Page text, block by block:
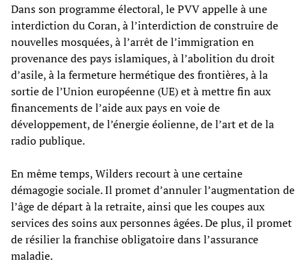
Dans son programme électoral, le PVV appelle à une
interdiction du Coran, à l’interdiction de construire de
nouvelles mosquées, à l’arrêt de l’immigration en
provenance des pays islamiques, à l’abolition du droit
d’asile, à la fermeture hermétique des frontières, à la
sortie de l’Union européenne (UE) et à mettre fin aux
financements de l’aide aux pays en voie de
développement, de l’énergie éolienne, de l’art et de la
radio publique.
En même temps, Wilders recourt à une certaine
démagogie sociale. Il promet d’annuler l’augmentation de
l’âge de départ à la retraite, ainsi que les coupes aux
services des soins aux personnes âgées. De plus, il promet
de résilier la franchise obligatoire dans l’assurance
maladie.